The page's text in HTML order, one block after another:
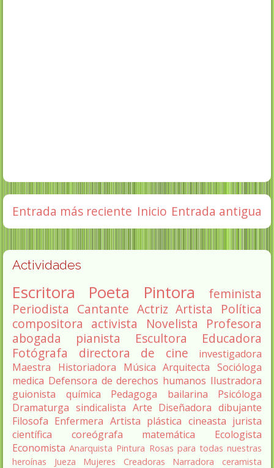
Entrada más reciente Entrada antigua
Inicio
Actividades
Escritora Poeta Pintora
feminista
Periodista Cantante Actriz Artista
Política
compositora activista Novelista
Profesora
abogada
pianista Escultora
Educadora
Fotógrafa
directora de cine
investigadora
Maestra
Historiadora Música Arquitecta Socióloga
medica Defensora de derechos humanos Ilustradora
guionista
química Pedagoga bailarina
Psicóloga
Dramaturga sindicalista Arte Diseñadora dibujante
Filosofa Enfermera Artista plástica cineasta jurista
científica
coreógrafa matemática
Ecologista
Economista Anarquista Pintura Rosas para todas nuestras
heroínas
Jueza Mujeres Creadoras Narradora
ceramista